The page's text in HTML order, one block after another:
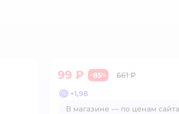
99 ₽ −85%
661 ₽
+1,98
В магазине — по ценам сайта